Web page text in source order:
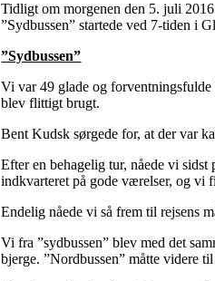
Tidligt om morgenen den 5. juli
”Sydbussen” startede ved 7-tiden i
”Sydbussen”
Vi var 49 glade og
blev flittigt brugt.
Bent Kudsk sørgede for, at der var
Efter en behagelig tur, nåede vi
indkvarteret på gode værelser, og vi
Endelig nåede vi så frem til rejsens
Vi fra ”sydbussen” blev med det
bjerge. ”Nordbussen” måtte videre